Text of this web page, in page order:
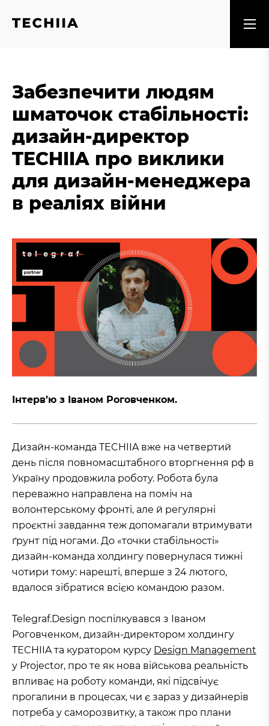
Забезпечити людям
шматочок стабільності:
дизайн-директор
TECHIIA про виклики
для дизайн-менеджера
в реаліях війни
Інтерв’ю з Іваном Роговченком.
Дизайн-команда TECHIIA вже на четвертий
день після повномасштабного вторгнення рф в
Україну продовжила роботу. Робота була
переважно направлена на поміч на
волонтерському фронті, але й регулярні
проєктні завдання теж допомагали втримувати
ґрунт під ногами. До «точки стабільності»
дизайн-команда холдингу повернулася тижні
чотири тому: нарешті, вперше з 24 лютого,
вдалося зібратися всією командою разом.
Telegraf.Design поспілкувався з Іваном
Роговченком, дизайн-директором холдингу
TECHIIA та куратором курсу Design Management
у Projector, про те як нова військова реальність
впливає на роботу команди, які підсвічує
прогалини в процесах, чи є зараз у дизайнерів
потреба у саморозвитку, а також про плани